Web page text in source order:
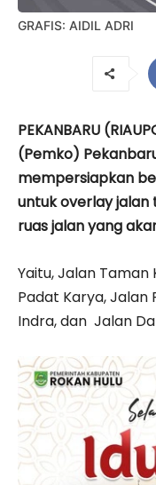
GRAFIS: AIDIL ADRI
PEKANBARU
(Pemko)
mempersiapkan
untuk overlay jalan
ruas jalan yang
Yaitu, Jalan Taman
Padat Karya, Jalan
Indra, dan Jalan